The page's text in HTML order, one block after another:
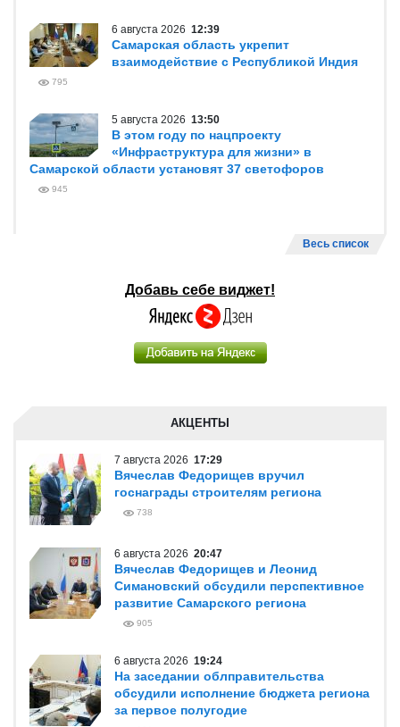
6 августа 2026 12:39
Самарская область укрепит
взаимодействие с Республикой Индия
795
5 августа 2026 13:50
В этом году по нацпроекту
«Инфраструктура для жизни» в
Самарской области установят 37 светофоров
945
Весь список
Добавь себе виджет!
АКЦЕНТЫ
7 августа 2026 17:29
Вячеслав Федорищев вручил
госнаграды строителям региона
738
6 августа 2026 20:47
Вячеслав Федорищев и Леонид
Симановский обсудили перспективное
развитие Самарского региона
905
6 августа 2026 19:24
На заседании облправительства
обсудили исполнение бюджета региона
за первое полугодие